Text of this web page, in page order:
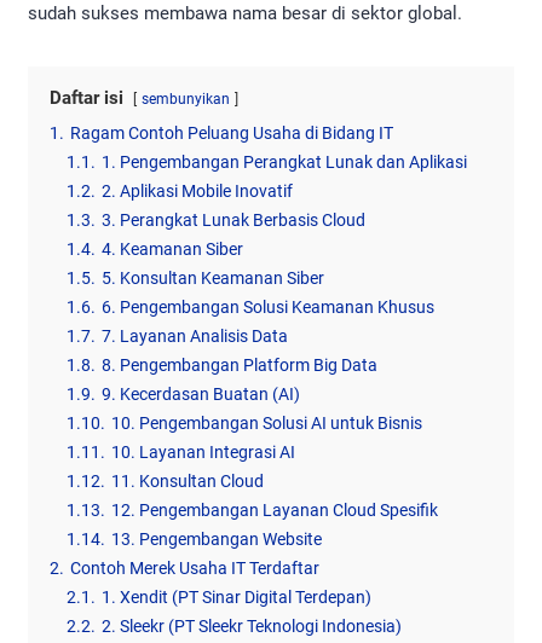
sudah sukses membawa nama besar di sektor global.
Daftar isi sembunyikan
1. Ragam Contoh Peluang Usaha di Bidang IT
1.1. 1. Pengembangan Perangkat Lunak dan Aplikasi
1.2. 2. Aplikasi Mobile Inovatif
1.3. 3. Perangkat Lunak Berbasis Cloud
1.4. 4. Keamanan Siber
1.5. 5. Konsultan Keamanan Siber
1.6. 6. Pengembangan Solusi Keamanan Khusus
1.7. 7. Layanan Analisis Data
1.8. 8. Pengembangan Platform Big Data
1.9. 9. Kecerdasan Buatan (AI)
1.10. 10. Pengembangan Solusi AI untuk Bisnis
1.11. 10. Layanan Integrasi AI
1.12. 11. Konsultan Cloud
1.13. 12. Pengembangan Layanan Cloud Spesifik
1.14. 13. Pengembangan Website
2. Contoh Merek Usaha IT Terdaftar
2.1. 1. Xendit (PT Sinar Digital Terdepan)
2.2. 2. Sleekr (PT Sleekr Teknologi Indonesia)